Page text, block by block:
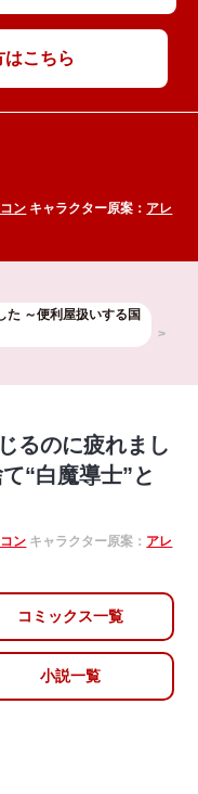
こちら
ン キャラクター原案： アレ
た ～便利屋扱いする国
るのに疲れまし
“白魔導士”と
ン キャラクター原案： アレ
コミックス一覧
小説一覧